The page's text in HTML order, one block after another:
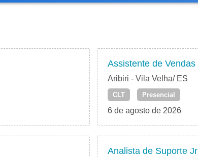
Assistente de Vendas
Aribiri - Vila Velha/ ES
CLT Presencial
6 de agosto de 2026
Analista de Suporte Jr